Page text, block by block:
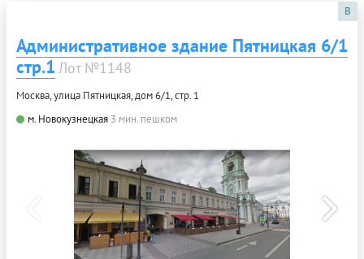
B
Административное здание Пятницкая 6/1
стр.1 Лот №1148
Москва, улица Пятницкая, дом 6/1, стр. 1
м. Новокузнецкая 3 мин. пешком